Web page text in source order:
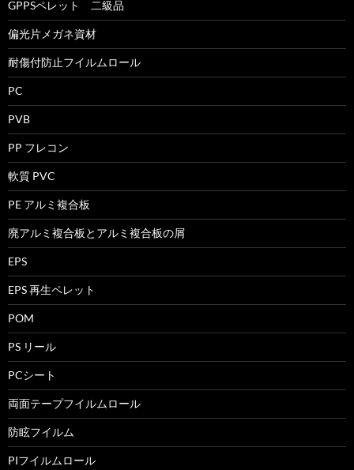
GPPSペレット 二級品
偏光片メガネ資材
耐傷付防止フイルムロール
PC
PVB
PP フレコン
軟質 PVC
PE アルミ複合板
廃アルミ複合板とアルミ複合板の屑
EPS
EPS 再生ペレット
POM
PS リール
PCシート
両面テープフイルムロール
防眩フイルム
PIフイルムロール